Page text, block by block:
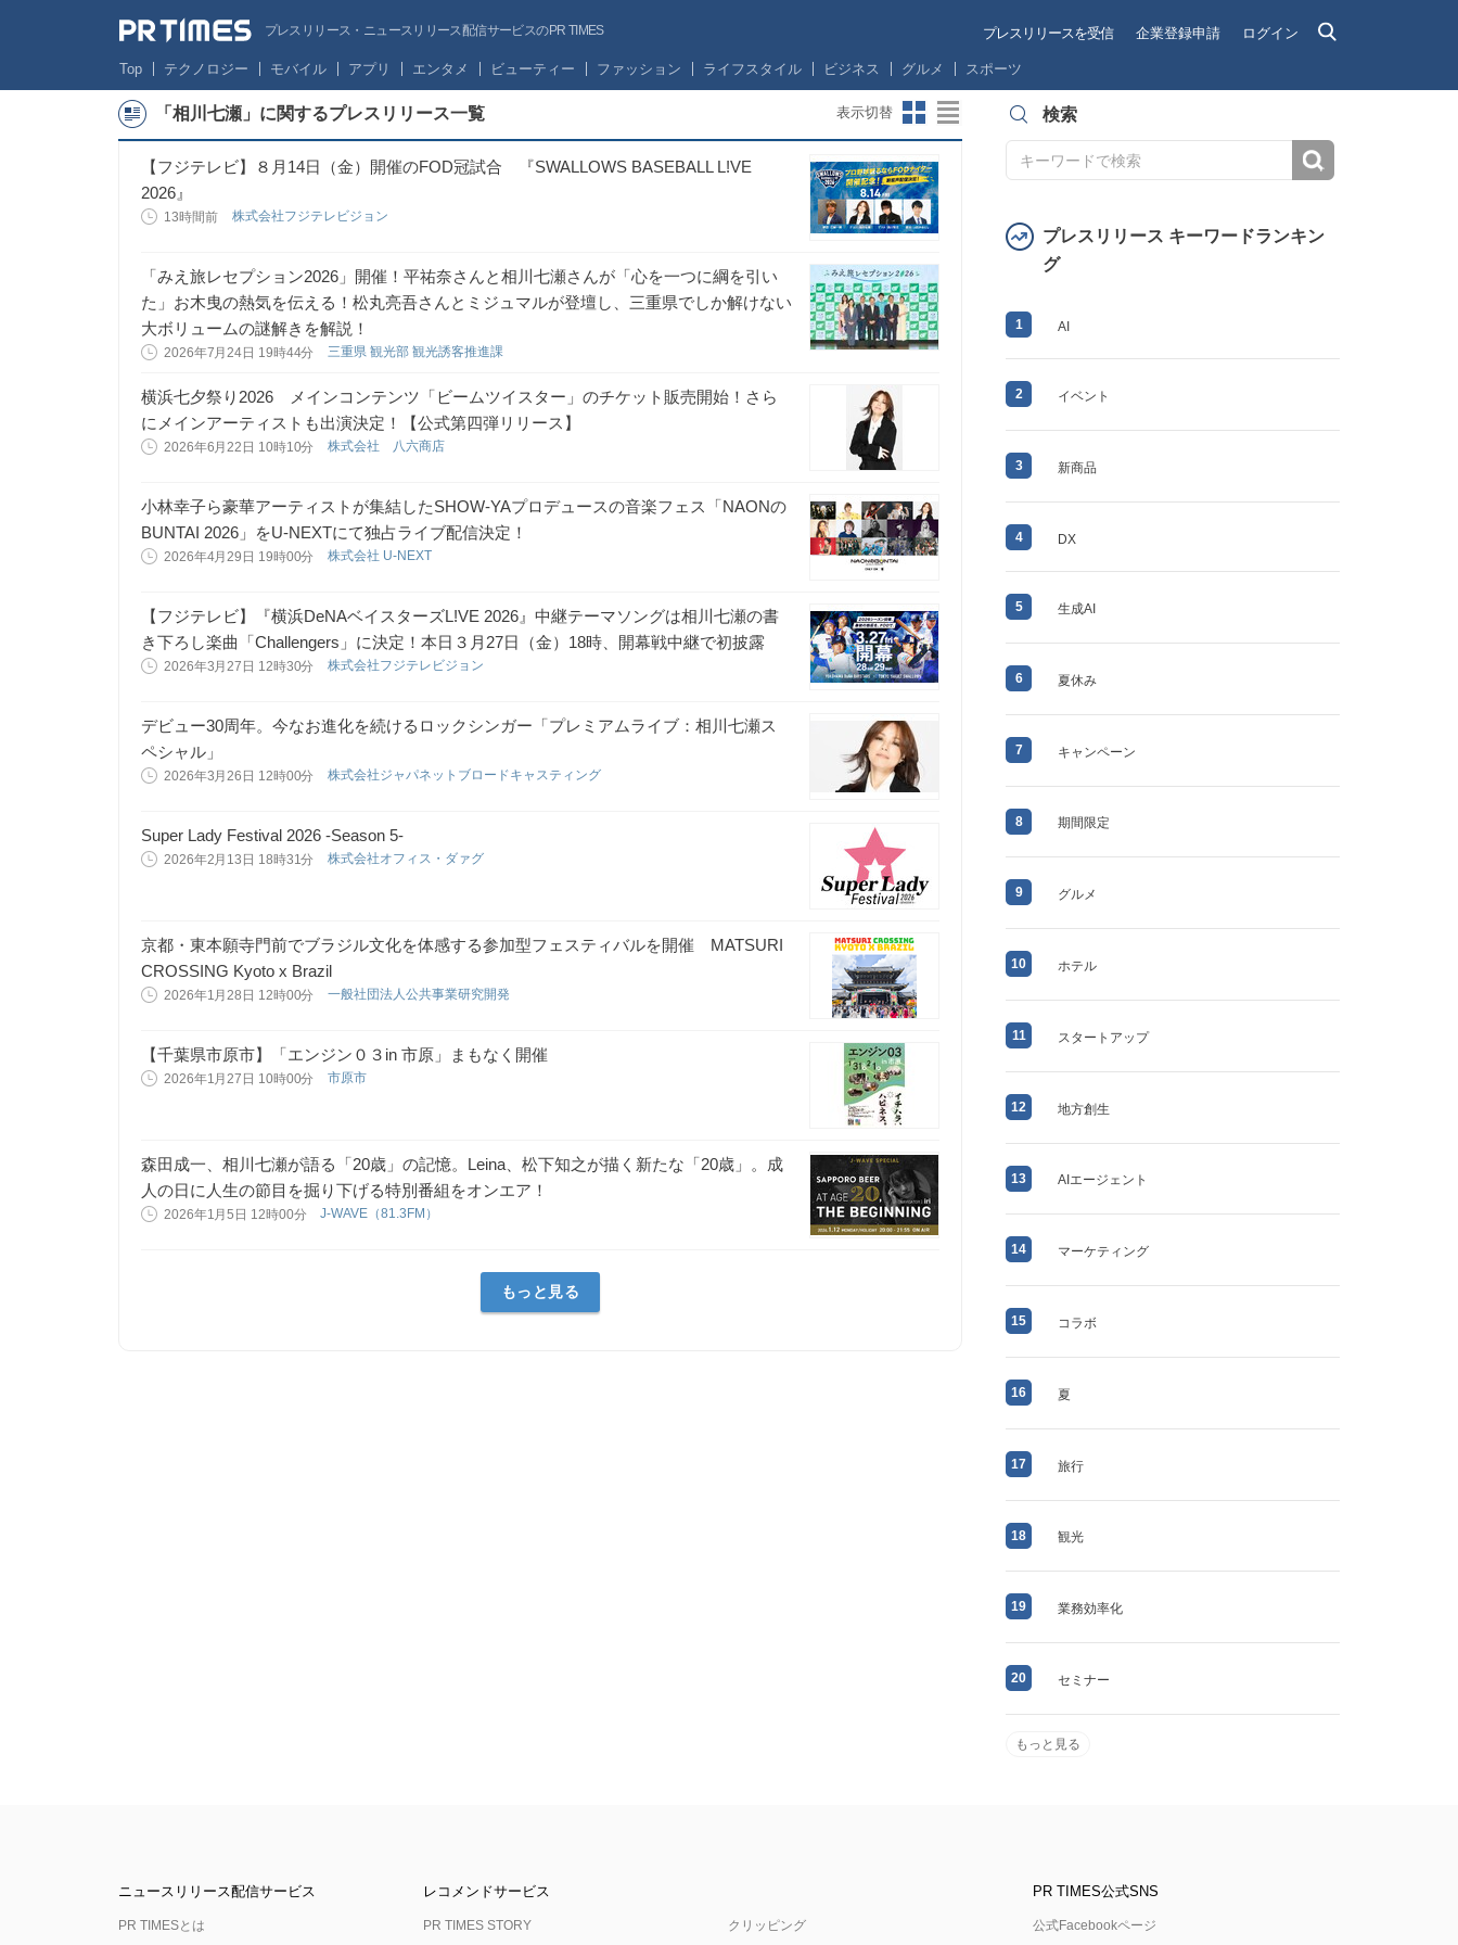
プレスリリース・ニュースリリース配信サービスのPR TIMES プレスリリースを受信 企業登録申請 ログイン
Top テクノロジー モバイル アプリ エンタメ ビューティー ファッション ライフスタイル ビジネス グルメ スポーツ
「相川七瀬」に関するプレスリリース一覧 表示切替
【フジテレビ】８月14日（金）開催のFOD冠試合 『SWALLOWS BASEBALL L!VE
2026』
13時間前 株式会社フジテレビジョン
「みえ旅レセプション2026」開催！平祐奈さんと相川七瀬さんが「心を一つに綱を引い
た」お木曳の熱気を伝える！松丸亮吾さんとミジュマルが登壇し、三重県でしか解けない
大ボリュームの謎解きを解説！
2026年7月24日 19時44分 三重県 観光部 観光誘客推進課
横浜七夕祭り2026 メインコンテンツ「ビームツイスター」のチケット販売開始！さら
にメインアーティストも出演決定！【公式第四弾リリース】
2026年6月22日 10時10分 株式会社 八六商店
小林幸子ら豪華アーティストが集結したSHOW-YAプロデュースの音楽フェス「NAONの
BUNTAI 2026」をU-NEXTにて独占ライブ配信決定！
2026年4月29日 19時00分 株式会社 U-NEXT
【フジテレビ】『横浜DeNAベイスターズL!VE 2026』中継テーマソングは相川七瀬の書
き下ろし楽曲「Challengers」に決定！本日３月27日（金）18時、開幕戦中継で初披露
2026年3月27日 12時30分 株式会社フジテレビジョン
デビュー30周年。今なお進化を続けるロックシンガー「プレミアムライブ：相川七瀬ス
ペシャル」
2026年3月26日 12時00分 株式会社ジャパネットブロードキャスティング
Super Lady Festival 2026 -Season 5-
2026年2月13日 18時31分 株式会社オフィス・ダァグ
京都・東本願寺門前でブラジル文化を体感する参加型フェスティバルを開催 MATSURI
CROSSING Kyoto x Brazil
2026年1月28日 12時00分 一般社団法人公共事業研究開発
【千葉県市原市】「エンジン０３in 市原」まもなく開催
2026年1月27日 10時00分 市原市
森田成一、相川七瀬が語る「20歳」の記憶。Leina、松下知之が描く新たな「20歳」。成
人の日に人生の節目を掘り下げる特別番組をオンエア！
2026年1月5日 12時00分 J-WAVE（81.3FM）
もっと見る
検索
プレスリリース キーワードランキン
グ
1 AI
2 イベント
3 新商品
4 DX
5 生成AI
6 夏休み
7 キャンペーン
8 期間限定
9 グルメ
10 ホテル
11 スタートアップ
12 地方創生
13 AIエージェント
14 マーケティング
15 コラボ
16 夏
17 旅行
18 観光
19 業務効率化
20 セミナー
もっと見る
ニュースリリース配信サービス
PR TIMESとは
レコメンドサービス
PR TIMES STORY クリッピング
PR TIMES公式SNS
公式Facebookページ